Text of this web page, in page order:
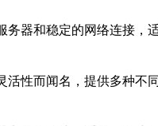
器和稳定的网络连接
性而闻名，提供多种